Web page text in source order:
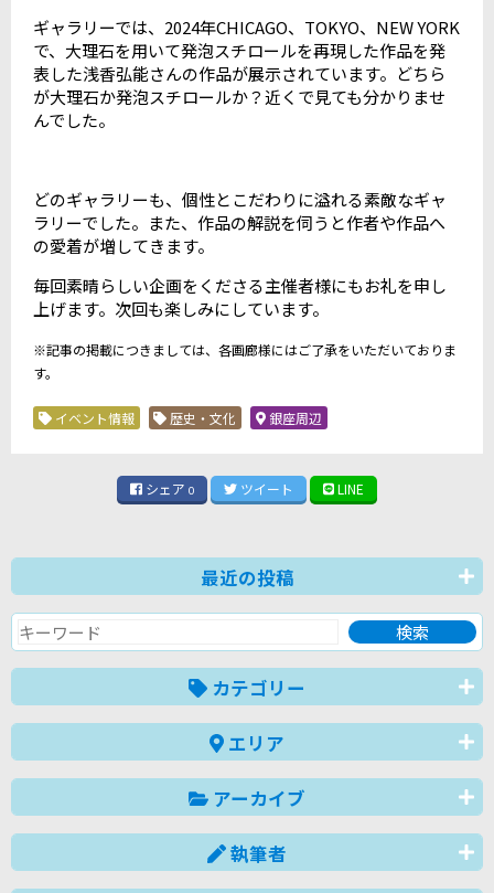
ギャラリーでは、2024年CHICAGO、TOKYO、NEW YORK
で、大理石を用いて発泡スチロールを再現した作品を発
表した浅香弘能さんの作品が展示されています。どちら
が大理石か発泡スチロールか？近くで見ても分かりませ
んでした。
どのギャラリーも、個性とこだわりに溢れる素敵なギャ
ラリーでした。また、作品の解説を伺うと作者や作品へ
の愛着が増してきます。
毎回素晴らしい企画をくださる主催者様にもお礼を申し
上げます。次回も楽しみにしています。
※記事の掲載につきましては、各画廊様にはご了承をいただいておりま
す。
イベント情報 歴史・文化 銀座周辺
シェア 0 ツイート LINE
最近の投稿
カテゴリー
エリア
アーカイブ
執筆者